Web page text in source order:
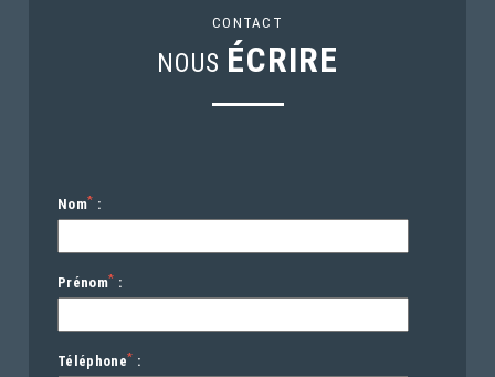
CONTACT
NOUS ÉCRIRE
Nom* :
Prénom* :
Téléphone* :